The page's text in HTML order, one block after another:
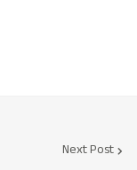
Next Post